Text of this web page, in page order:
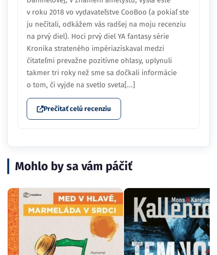
v roku 2018 vo vydavateľstve CooBoo (a pokiaľ ste
ju nečítali, odkážem vás radšej na moju recenziu
na prvý diel). Hoci prvý diel YA fantasy série
Kronika strateného impériazískaval medzi
čitateľmi prevažne pozitívne ohlasy, uplynuli
takmer tri roky než sme sa dočkali informácie
o tom, či vyjde na svetlo sveta[...]
Prečítať celú recenziu
Mohlo by sa vám páčiť